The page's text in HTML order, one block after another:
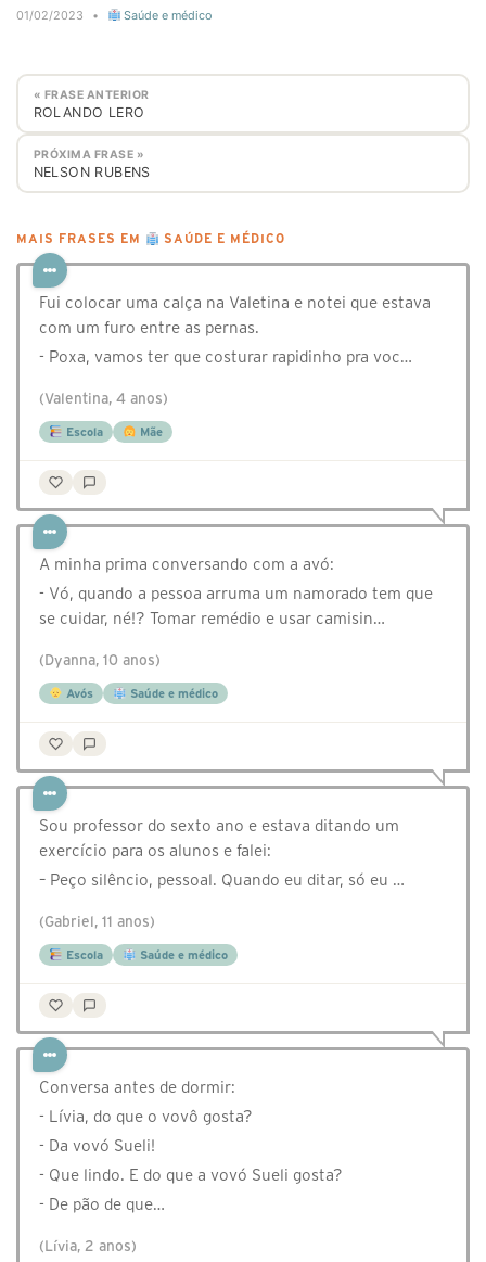
01/02/2023 • Saúde e médico
« FRASE ANTERIOR
ROLANDO LERO
PRÓXIMA FRASE »
NELSON RUBENS
MAIS FRASES EM SAÚDE E MÉDICO
Fui colocar uma calça na Valetina e notei que estava
com um furo entre as pernas.
- Poxa, vamos ter que costurar rapidinho pra voc…
(Valentina, 4 anos)
Escola Mãe
A minha prima conversando com a avó:
- Vó, quando a pessoa arruma um namorado tem que
se cuidar, né!? Tomar remédio e usar camisin…
(Dyanna, 10 anos)
Avós Saúde e médico
Sou professor do sexto ano e estava ditando um
exercício para os alunos e falei:
– Peço silêncio, pessoal. Quando eu ditar, só eu …
(Gabriel, 11 anos)
Escola Saúde e médico
Conversa antes de dormir:
- Lívia, do que o vovô gosta?
- Da vovó Sueli!
- Que lindo. E do que a vovó Sueli gosta?
- De pão de que…
(Lívia, 2 anos)